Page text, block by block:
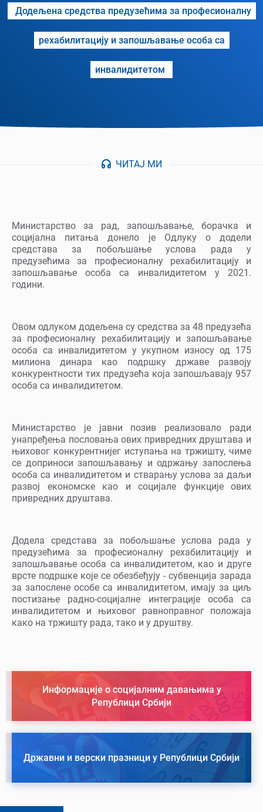
Додељена средства предузећима за професионалну
рехабилитацију и запошљавање особа са
инвалидитетом
ЧИТАЈ МИ
Министарство за рад, запошљавање, борачка и
социјална питања донело је Одлуку о додели
средстава за побољшање услова рада у
предузећима за професионалну рехабилитацију и
запошљавање особа са инвалидитетом у 2021.
години.
Овом одлуком додељена су средства за 48 предузећа
за професионалну рехабилитацију и запошљавање
особа са инвалидитетом у укупном износу од 175
милиона динара као подршку државе развоју
конкурентности тих предузећа која запошљавају 957
особа са инвалидитетом.
Министарство је јавни позив реализовало ради
унапређења пословања ових привредних друштава и
њиховог конкурентнијег иступања на тржишту, чиме
се доприноси запошљавању и одржању запослења
особа са инвалидитетом и стварању услова за даљи
развој економске као и социјале функције ових
привредних друштава.
Додела средстава за побољшање услова рада у
предузећима за професионалну рехабилитацију и
запошљавање особа са инвалидитетом, као и друге
врсте подршке које се обезбеђују - субвенција зарада
за запослене особе са инвалидитетом, имају за циљ
постизање радно-социјалне интеграције особа са
инвалидитетом и њиховог равноправног положаја
како на тржишту рада, тако и у друштву.
Информације о социјалним давањима у
Републици Србији
Државни и верски празници у Републици Србији